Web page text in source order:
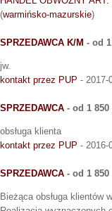
(warmińsko-mazurskie)
SPRZEDAWCA K/M - od
jw.
kontakt przez PUP - 2017-
SPRZEDAWCA - od 1 850
obsługa klienta
kontakt przez PUP - 2016-
SPRZEDAWCA - od 1 850
Bieżąca obsługa klientów